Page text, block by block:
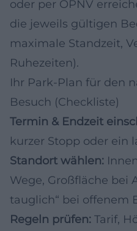
oder per ÖPNV
die jeweils gültigen
maximale Standzeit,
Ruhezeiten).
Ihr Park-Plan für den
Besuch (Checkliste)
Termin & Endzeit
kurzer Stopp oder ein
Standort wählen:
Wege, Großfläche bei
tauglich“ bei offenem
Regeln prüfen: Tarif,